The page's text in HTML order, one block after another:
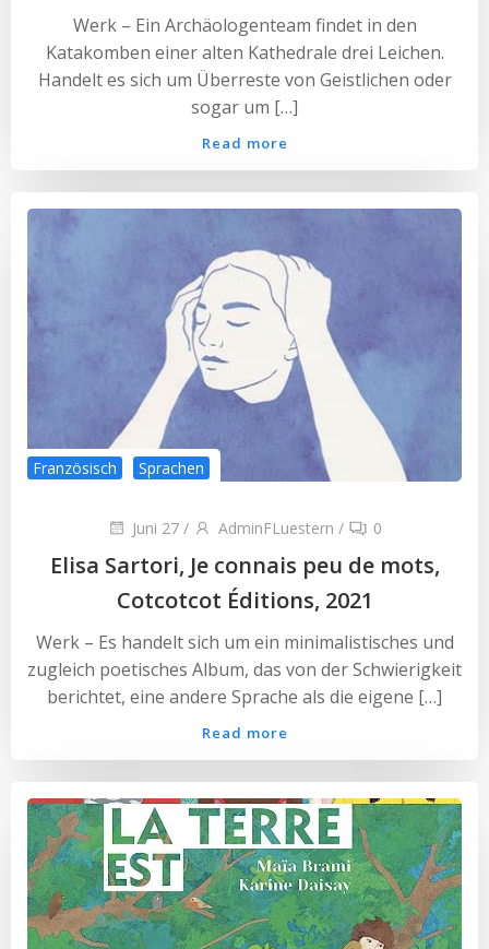
Werk – Ein Archäologenteam findet in den
Katakomben einer alten Kathedrale drei Leichen.
Handelt es sich um Überreste von Geistlichen oder
sogar um […]
Read more
Französisch Sprachen
Juni 27 / AdminFLuestern / 0
Elisa Sartori, Je connais peu de mots,
Cotcotcot Éditions, 2021
Werk – Es handelt sich um ein minimalistisches und
zugleich poetisches Album, das von der Schwierigkeit
berichtet, eine andere Sprache als die eigene […]
Read more